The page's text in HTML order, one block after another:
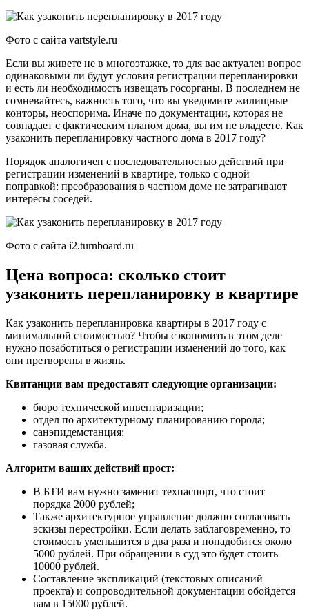
Фото с сайта vartstyle.ru
Если вы живете не в многоэтажке, то для вас актуален вопрос
одинаковыми ли будут условия регистрации перепланировки
и есть ли необходимость извещать госорганы. В последнем не
сомневайтесь, важность того, что вы уведомите жилищные
конторы, неоспорима. Иначе по документации, которая не
совпадает с фактическим планом дома, вы им не владеете. Как
узаконить перепланировку частного дома в 2017 году?
Порядок аналогичен с последовательностью действий при
регистрации изменений в квартире, только с одной
поправкой: преобразования в частном доме не затрагивают
интересы соседей.
Фото с сайта i2.turnboard.ru
Цена вопроса: сколько стоит
узаконить перепланировку в квартире
Как узаконить перепланировка квартиры в 2017 году с
минимальной стоимостью? Чтобы сэкономить в этом деле
нужно позаботиться о регистрации изменений до того, как
они претворены в жизнь.
Квитанции вам предоставят следующие организации:
бюро технической инвентаризации;
отдел по архитектурному планированию города;
санэпидемстанция;
газовая служба.
Алгоритм ваших действий прост:
В БТИ вам нужно заменит техпаспорт, что стоит
порядка 2000 рублей;
Также архитектурное управление должно согласовать
эскизы перестройки. Если делать заблаговременно, то
стоимость уменьшится в два раза и понадобится около
5000 рублей. При обращении в суд это будет стоить
10000 рублей.
Составление экспликаций (текстовых описаний
проекта) и сопроводительной документации обойдется
вам в 15000 рублей.